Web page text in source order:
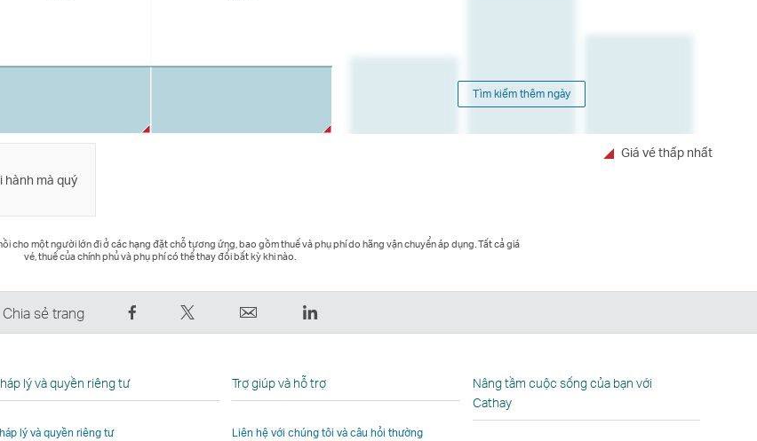
Tìm kiếm thêm ngày
hành mà quý
Giá vé thấp nhất
cho một người lớn đi ở các hạng đặt chỗ tương ứng, bao gồm thuế và phụ phí do hãng vận chuyển áp dụng. Tất cả giá
vé, thuế của chính phủ và phụ phí có thể thay đổi bất kỳ khi nào.
Chia sẻ trang
sẻ
–
lên
Liên
Liên
mở
ra
LinkedIn
Liên
ra
lý và quyền riêng tư
lý và quyền riêng tư
Trợ giúp và hỗ trợ
Liên hệ với chúng tôi và câu hỏi thường
Nâng tầm cuộc sống của bạn với
Cathay